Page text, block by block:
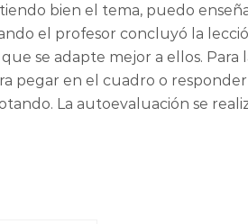
bien el tema, puedo
el profesor concluyó la
se adapte mejor a ellos. Para
pegar en el cuadro o
La autoevaluación se